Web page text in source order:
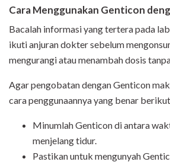
Cara Menggunakan Genticon
Bacalah informasi yang tertera pada
ikuti anjuran dokter sebelum
mengurangi atau menambah dosis
Agar pengobatan dengan Genticon
cara penggunaannya yang benar
Minumlah Genticon di antara
menjelang tidur.
Pastikan untuk mengunyah